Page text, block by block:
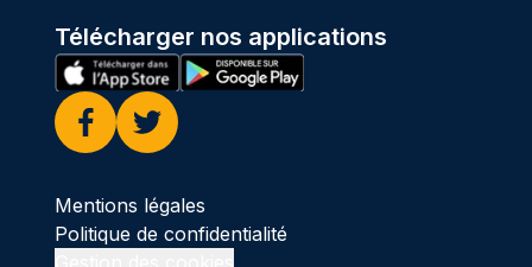
Télécharger nos applications
Facebook
Twitter
Mentions légales
Politique de confidentialité